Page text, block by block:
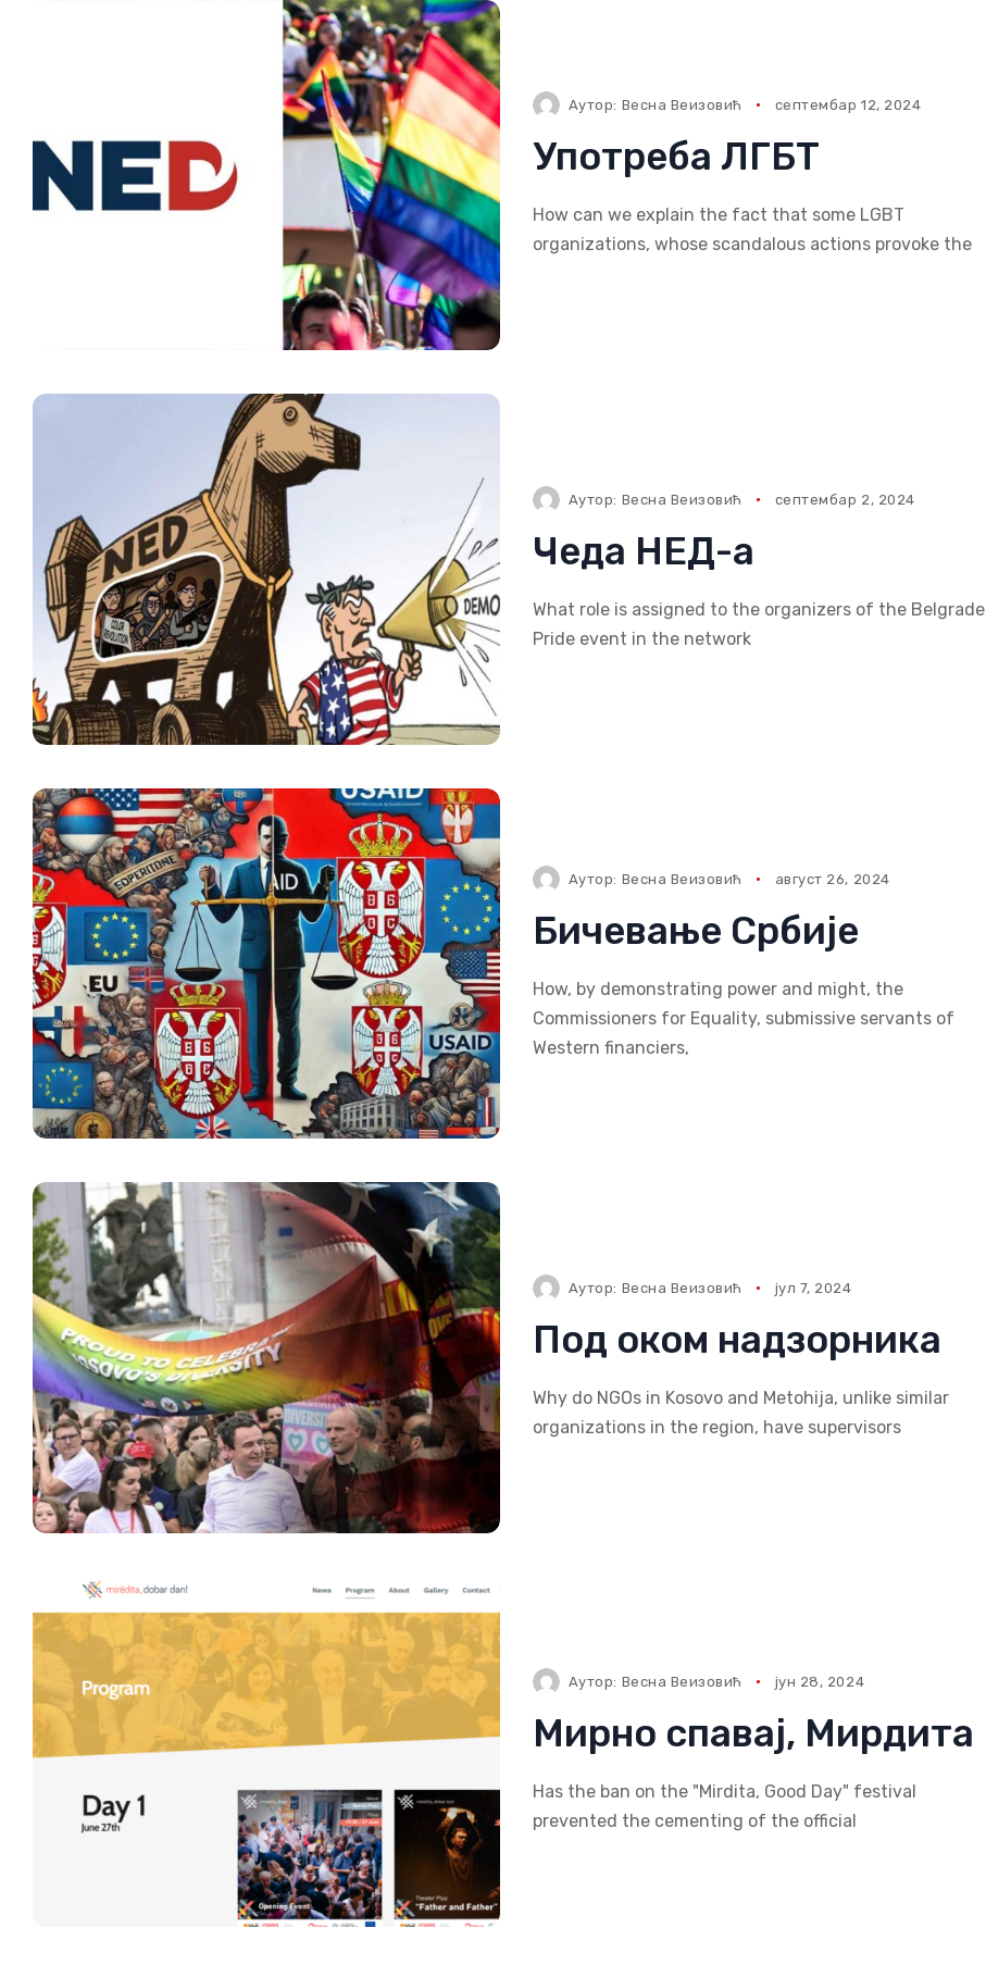
Аутор: Весна Веизовић септембар 12, 2024
Употреба ЛГБТ
How can we explain the fact that some LGBT
organizations, whose scandalous actions provoke the
Аутор: Весна Веизовић септембар 2, 2024
Чеда НЕД-а
What role is assigned to the organizers of the Belgrade
Pride event in the network
Аутор: Весна Веизовић август 26, 2024
Бичевање Србије
How, by demonstrating power and might, the
Commissioners for Equality, submissive servants of
Western financiers,
Аутор: Весна Веизовић јул 7, 2024
Под оком надзорника
Why do NGOs in Kosovo and Metohija, unlike similar
organizations in the region, have supervisors
Аутор: Весна Веизовић јун 28, 2024
Мирно спавај, Мирдита
Has the ban on the "Mirdita, Good Day" festival
prevented the cementing of the official